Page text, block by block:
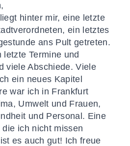
hinter mir, eine letzte
ein letztes
ans Pult getreten.
Termine und
viele Abschiede. Viele
ein neues Kapitel
war ich in Frankfurt
Umwelt und Frauen,
und Personal. Eine
ich nicht missen
es auch gut! Ich freue